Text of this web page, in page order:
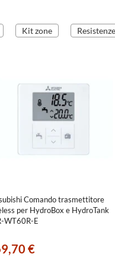
Kit zone Resistenze
Comando trasmettitore
per HydroBox e HydroTank
WT60R-E
€